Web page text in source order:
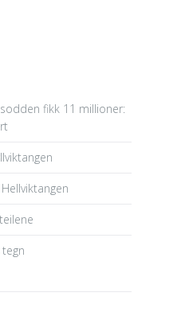
fikk 11 millioner: